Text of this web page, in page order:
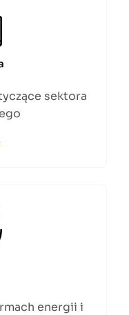
sektora
energii i